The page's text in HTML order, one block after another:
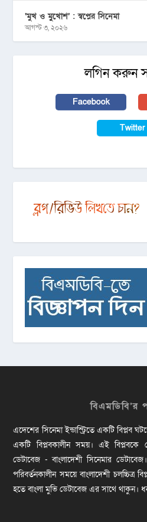
‘মুখ ও মু্খোশ’ : স্বপ্নের সিনেমা
আগস্ট ৩, ২০২৬
লগিন করুন
Facebook
Twitter
বিএমডিবি’র
এদেশের সিনেমা ইন্ডাস্ট্রিতে একটি বিপ্লব
একটি বিপ্লবকালীন সময়। এই বিপ্লবকে
ডেটাবেজ - বাংলাদেশী সিনেমার
পরিবর্তনকালীন সময়ে বাংলাদেশী চলচ্চিত্র
হতে বাংলা মুভি ডেটাবেজ এর সাথে থাকুন।